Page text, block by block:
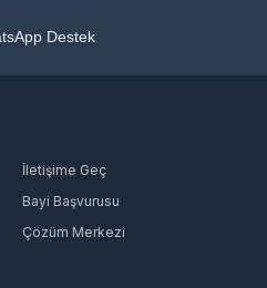
Destek
İletişime Geç
Bayi Başvurusu
Çözüm Merkezi